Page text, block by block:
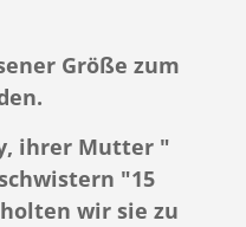
Größe zum
ihrer Mutter "
"15
wir sie zu